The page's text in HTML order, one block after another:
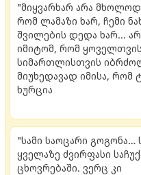
"მიყვარხარ არა
რომ ლამაზი ხარ, ჩემი
შვილების დედა ხარ...
იმიტომ, რომ
სიმართლისთვის
მიუხედავად იმისა, რომ
ხურცია
"სამი საოცარი გოგონა…
ყველაზე ძვირფასი
ცხოვრებაში. ვერც კი